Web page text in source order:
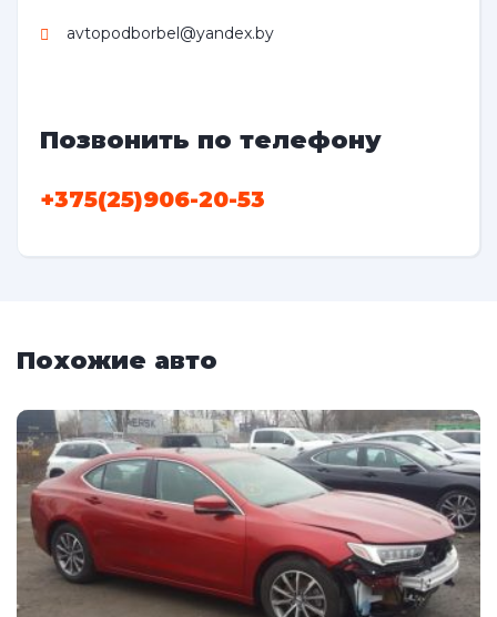
avtopodborbel@yandex.by
Позвонить по телефону
+375(25)906-20-53
Похожие авто